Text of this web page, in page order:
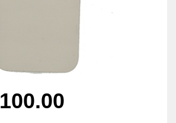
100.00